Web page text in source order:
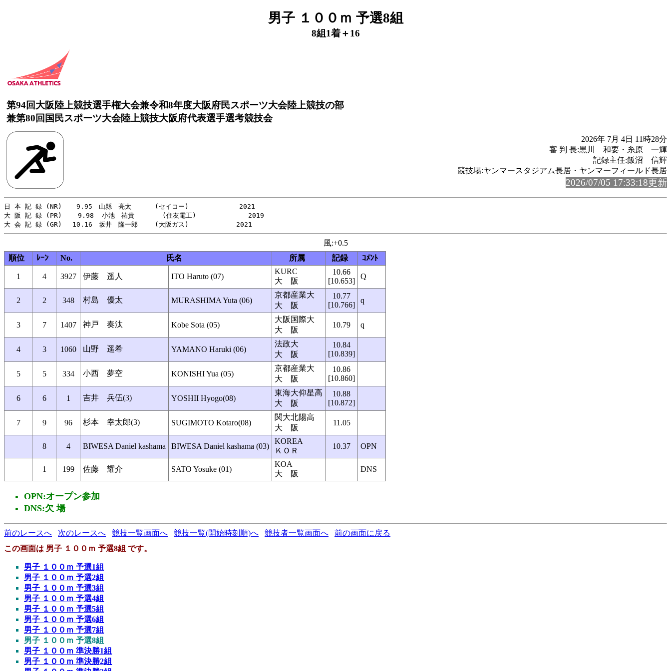
男子 １００ｍ 予選8組
8組1着＋16
第94回大阪陸上競技選手権大会兼令和8年度大阪府民スポーツ大会陸上競技の部
兼第80回国民スポーツ大会陸上競技大阪府代表選手選考競技会
2026年 7月 4日 11時28分
審 判 長:黒川 和要・糸原 一輝
記録主任:飯沼 信輝
競技場:ヤンマースタジアム長居・ヤンマーフィールド長居
2026/07/05 17:33:18更新
日 本 記 録 (NR)　  9.95　山縣　亮太　　　 (セイコー)　           2021
大 阪 記 録 (PR)    9.98  小池　祐貴       (住友電工)             2019
風:+0.5
順位
ﾚｰﾝ No. 氏名 所属 記録 ｺﾒﾝﾄ
1 4 3927 伊藤 遥人 ITO Haruto (07)
KURC
大 阪
10.66
[10.653]
Q
2 2 348 村島 優太 MURASHIMA Yuta (06)
京都産業大
大 阪
10.77
[10.766]
q
3 7 1407 神戸 奏汰 Kobe Sota (05)
大阪国際大
大 阪
10.79 q
4 3 1060 山野 遥希 YAMANO Haruki (06)
法政大
大 阪
10.84
[10.839]
5 5 334 小西 夢空 KONISHI Yua (05)
京都産業大
大 阪
10.86
[10.860]
6 6 1 吉井 兵伍(3) YOSHII Hyogo(08)
東海大仰星高
大 阪
10.88
[10.872]
7 9 96 杉本 幸太郎(3) SUGIMOTO Kotaro(08)
関大北陽高
大 阪
11.05
8 4 BIWESA Daniel kashama BIWESA Daniel kashama (03)
KOREA
ＫＯＲ
10.37 OPN
1 199 佐藤 耀介 SATO Yosuke (01)
KOA
大 阪
DNS
OPN:オープン参加
DNS:欠 場
前のレースへ 次のレースへ 競技一覧画面へ 競技一覧(開始時刻順)へ 競技者一覧画面へ
前の画面に戻る
この画面は 男子 １００ｍ 予選8組 です。
男子 １００ｍ 予選1組
男子 １００ｍ 予選2組
男子 １００ｍ 予選3組
男子 １００ｍ 予選4組
男子 １００ｍ 予選5組
男子 １００ｍ 予選6組
男子 １００ｍ 予選7組
男子 １００ｍ 予選8組
男子 １００ｍ 準決勝1組
男子 １００ｍ 準決勝2組